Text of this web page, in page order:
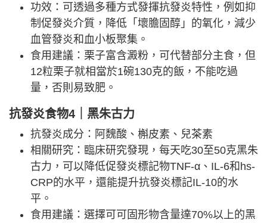
功效：可透過多種方式發揮抗發炎特性，例如抑
制促發炎介質，降低「壞膽固醇」的氧化，減少
血管發炎和血小板聚集。
食用建議：栗子富含澱粉，可代替部分主食，但
12粒栗子就相當於1碗130克的飯，不能吃過
量，否則易致肥。
抗發炎食物4｜黑朱古力
抗發炎成分：阿魏酸、槲皮素、兒茶素
相關研究：臨床研究發現，每天吃30至50克黑朱
古力，可以降低促發炎標記物TNF-α、IL-6和hs-
CRP的水平，還能提升抗發炎標記IL-10的水
平。
食用建議：選擇可可固形物含量達70%以上的黑